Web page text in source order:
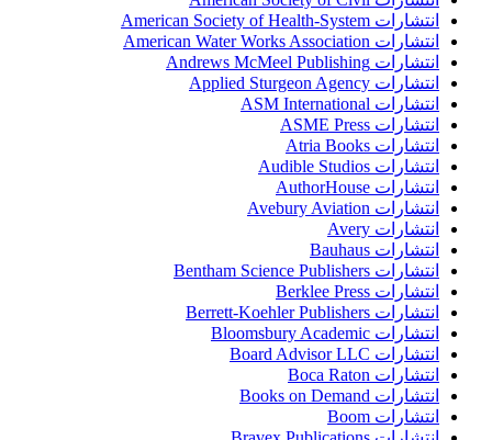
انتشارات American Society of Health-System
انتشارات American Water Works Association
انتشارات Andrews McMeel Publishing
انتشارات Applied Sturgeon Agency
انتشارات ASM International
انتشارات ASME Press
انتشارات Atria Books
انتشارات Audible Studios
انتشارات AuthorHouse
انتشارات Avebury Aviation
انتشارات Avery
انتشارات Bauhaus
انتشارات Bentham Science Publishers
انتشارات Berklee Press
انتشارات Berrett-Koehler Publishers
انتشارات Bloomsbury Academic
انتشارات Board Advisor LLC
انتشارات Boca Raton
انتشارات Books on Demand
انتشارات Boom